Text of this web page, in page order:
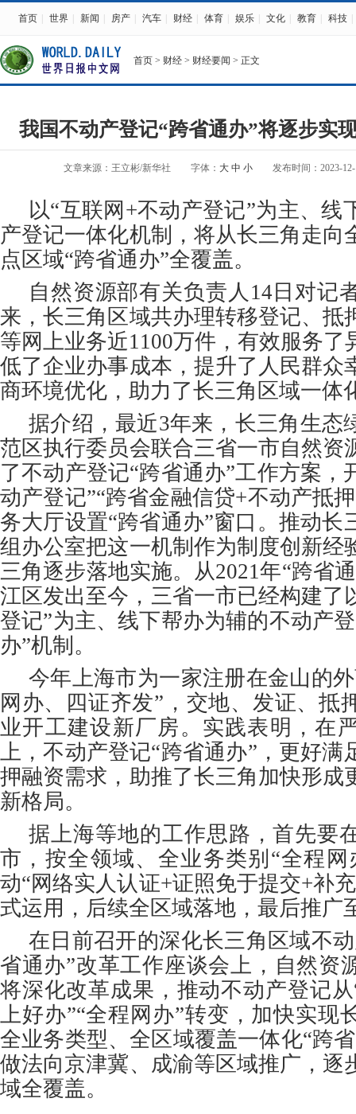
首页 世界 新闻 房产 汽车 财经 体育 娱乐 文化 教育 科技
首页 > 财经 > 财经要闻 > 正文
我国不动产登记“跨省通办”将逐步实
文章来源：王立彬/新华社 字体： 大 中 小 发布时间：2023-12-
以“互联网+不动产登记”为主、线
产登记一体化机制，将从长三角走向
点区域“跨省通办”全覆盖。
自然资源部有关负责人14日对记
来，长三角区域共办理转移登记、抵
等网上业务近1100万件，有效服务了
低了企业办事成本，提升了人民群众
商环境优化，助力了长三角区域一体
据介绍，最近3年来，长三角生态
范区执行委员会联合三省一市自然资
了不动产登记“跨省通办”工作方案，
动产登记”“跨省金融信贷+不动产抵
务大厅设置“跨省通办”窗口。推动长
组办公室把这一机制作为制度创新经
三角逐步落地实施。从2021年“跨省
江区发出至今，三省一市已经构建了
登记”为主、线下帮办为辅的不动产
办”机制。
今年上海市为一家注册在金山的
网办、四证齐发”，交地、发证、抵
业开工建设新厂房。实践表明，在
上，不动产登记“跨省通办”，更好满
押融资需求，助推了长三角加快形成
新格局。
据上海等地的工作思路，首先要
市，按全领域、全业务类别“全程网
动“网络实人认证+证照免于提交+补
式运用，后续全区域落地，最后推广
在日前召开的深化长三角区域不
省通办”改革工作座谈会上，自然资
将深化改革成果，推动不动产登记
上好办”“全程网办”转变，加快实现
全业务类型、全区域覆盖一体化“跨
做法向京津冀、成渝等区域推广，逐
域全覆盖。